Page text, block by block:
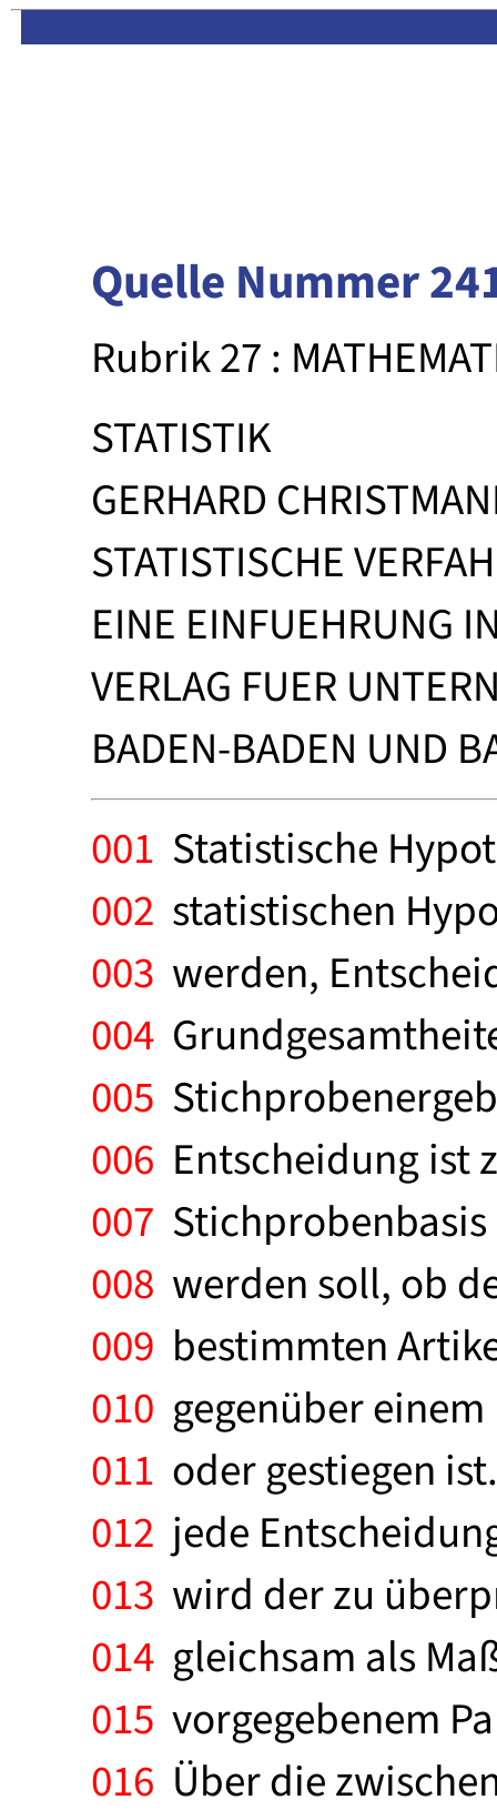
Quelle Nummer
Rubrik 27 :
STATISTIK
GERHARD
STATISTISCHE
EINE EINFUEHRUNG
VERLAG FUER
BADEN-BADEN UND
001 Statistische
002 statistischen
003 werden,
004
005
006 Entscheidung ist
007
008 werden soll, ob
009 bestimmten
010 gegenüber
011 oder gestiegen
012 jede
013 wird der zu
014 gleichsam als
015 vorgegebenem
016 Über die